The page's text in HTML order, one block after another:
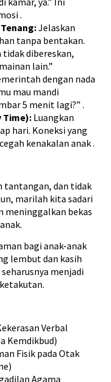
.
Jelaskan
tanpa bentakan.
tidak dibereskan,
lain.”
dengan nada
mau mandi
5 menit lagi?” .
Time): Luangkan
hari. Koneksi yang
kenakalan anak.
tantangan, dan tidak
marilah kita sadari
meninggalkan bekas
bagi anak-anak
lembut dan kasih
menjadi
Verbal
Kemdikbud)
Fisik pada Otak
Agama